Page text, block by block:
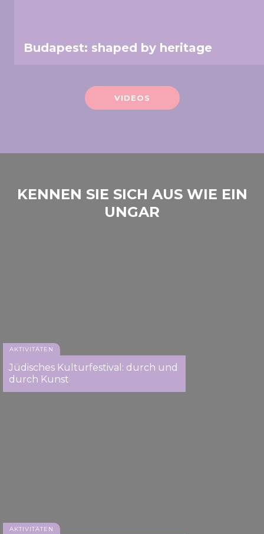
Budapest: shaped by heritage
VIDEOS
KENNEN SIE SICH AUS WIE EIN
UNGAR
AKTIVITÄTEN
Jüdisches Kulturfestival: durch und
durch Kunst
AKTIVITÄTEN